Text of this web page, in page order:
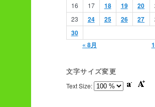
16
17 18 19 20
23
24 25 26 27
30
« 8月
文字サイズ変更
Text Size: